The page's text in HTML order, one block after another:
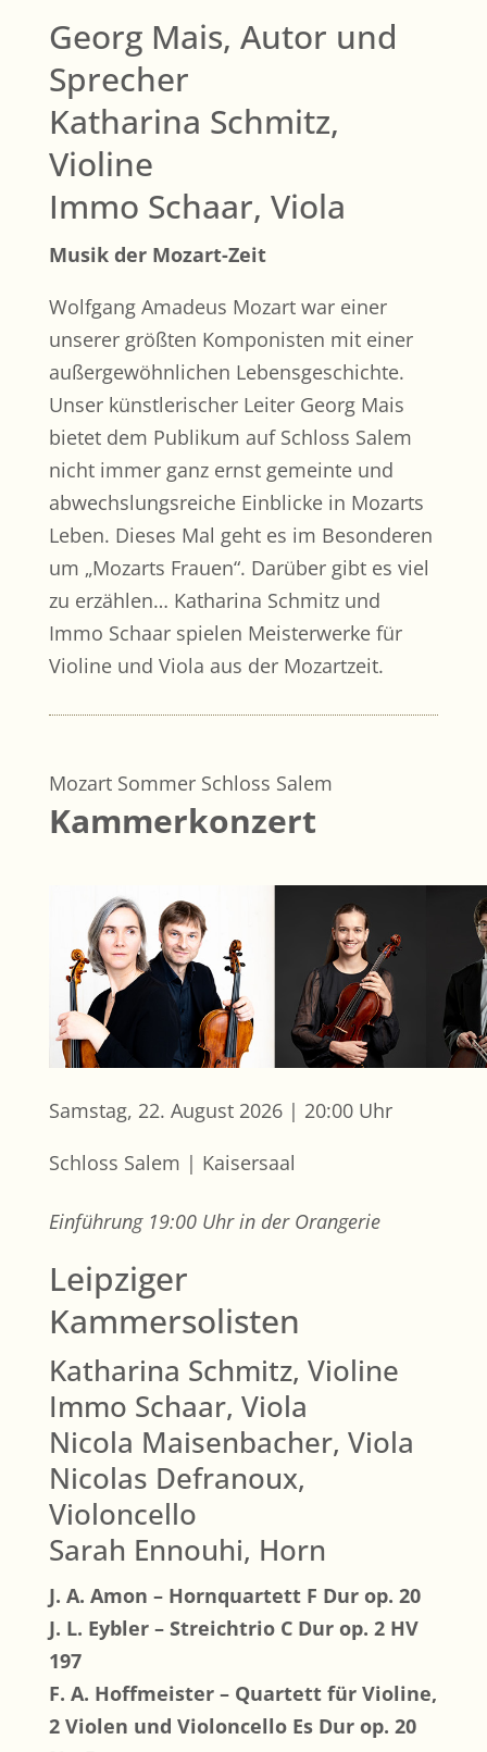
Georg Mais, Autor und
Sprecher
Katharina Schmitz,
Violine
Immo Schaar, Viola
Musik der Mozart-Zeit
Wolfgang Amadeus Mozart war einer
unserer größten Komponisten mit einer
außergewöhnlichen Lebensgeschichte.
Unser künstlerischer Leiter Georg Mais
bietet dem Publikum auf Schloss Salem
nicht immer ganz ernst gemeinte und
abwechslungsreiche Einblicke in Mozarts
Leben. Dieses Mal geht es im Besonderen
um „Mozarts Frauen“. Darüber gibt es viel
zu erzählen… Katharina Schmitz und
Immo Schaar spielen Meisterwerke für
Violine und Viola aus der Mozartzeit.
Mozart Sommer Schloss Salem
Kammerkonzert
Samstag, 22. August 2026 | 20:00 Uhr
Schloss Salem | Kaisersaal
Einführung 19:00 Uhr in der Orangerie
Leipziger
Kammersolisten
Katharina Schmitz, Violine
Immo Schaar, Viola
Nicola Maisenbacher, Viola
Nicolas Defranoux,
Violoncello
Sarah Ennouhi, Horn
J. A. Amon – Hornquartett F Dur op. 20
J. L. Eybler – Streichtrio C Dur op. 2 HV
197
F. A. Hoffmeister – Quartett für Violine,
2 Violen und Violoncello Es Dur op. 20